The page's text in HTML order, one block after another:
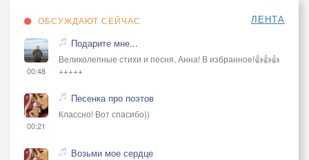
ОБСУЖДАЮТ СЕЙЧАС ЛЕНТА
00:48
Подарите мне...
Великолепные стихи и песня, Анна! В избранное!👍👍👍
+++++
00:21
Песенка про поэтов
Классно! Вот спасибо))
Возьми мое сердце